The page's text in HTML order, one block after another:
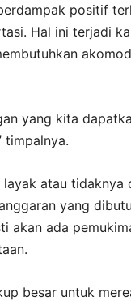
positif
Hal ini terjadi
yang kita
timpalnya.
layak atau
yang
akan ada
besar untuk